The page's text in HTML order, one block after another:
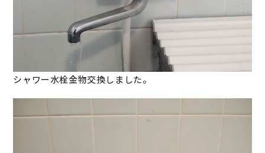
シャワー水栓金物交換しました。